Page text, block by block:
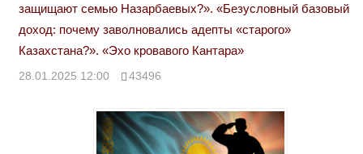
защищают семью Назарбаевых?». «Безусловный базовый
доход: почему заволновались адепты «старого»
Казахстана?». «Эхо кровавого Кантара»
28.01.2025 12:00 43496